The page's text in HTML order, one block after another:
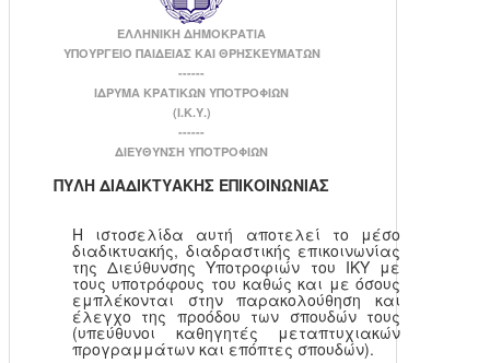
ΕΛΛΗΝΙΚΗ ΔΗΜΟΚΡΑΤΙΑ
ΥΠΟΥΡΓΕΙΟ ΠΑΙΔΕΙΑΣ ΚΑΙ ΘΡΗΣΚΕΥΜΑΤΩΝ
------
ΙΔΡΥΜΑ ΚΡΑΤΙΚΩΝ ΥΠΟΤΡΟΦΙΩΝ
(Ι.Κ.Υ.)
------
ΔΙΕΥΘΥΝΣΗ ΥΠΟΤΡΟΦΙΩΝ
ΠΥΛΗ ΔΙΑΔΙΚΤΥΑΚΗΣ ΕΠΙΚΟΙΝΩΝΙΑΣ
Η ιστοσελίδα αυτή αποτελεί το μέσο
διαδικτυακής, διαδραστικής επικοινωνίας
της Διεύθυνσης Υποτροφιών του ΙΚΥ με
τους υποτρόφους του καθώς και με όσους
εμπλέκονται στην παρακολούθηση και
έλεγχο της προόδου των σπουδών τους
(υπεύθυνοι καθηγητές μεταπτυχιακών
προγραμμάτων και επόπτες σπουδών).